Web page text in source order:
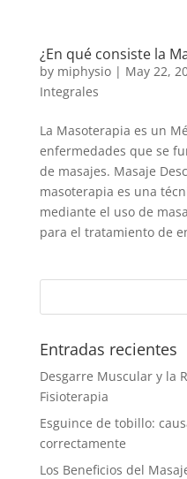
¿En qué consiste la
by miphysio| May 22,
Integrales
La Masoterapia es un
enfermedades que se
de masajes. Masaje
masoterapia es una
mediante el uso de
para el tratamiento de
Entradas recientes
Desgarre Muscular y la
Fisioterapia
Esguince de tobillo:
correctamente
Los Beneficios del